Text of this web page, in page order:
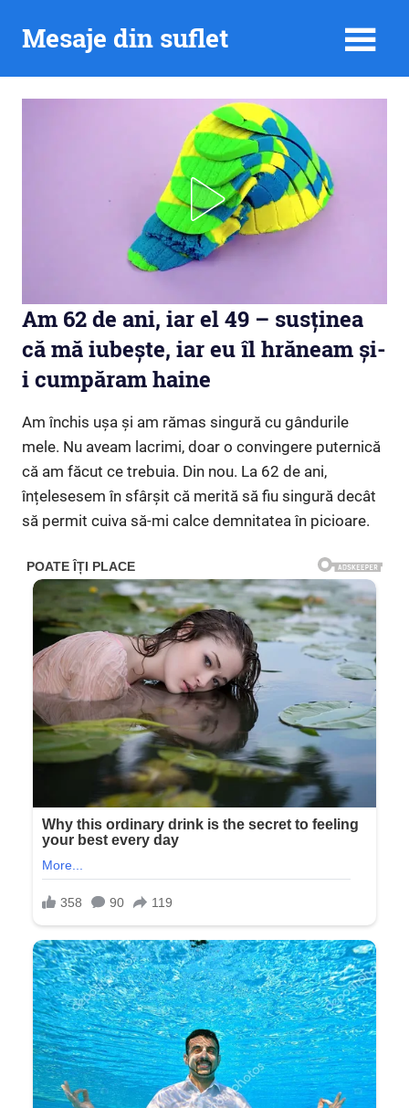
Mesaje din suflet
Am 62 de ani, iar el 49 – susținea
că mă iubește, iar eu îl hrăneam și-
i cumpăram haine
Am închis ușa și am rămas singură cu gândurile
mele. Nu aveam lacrimi, doar o convingere puternică
că am făcut ce trebuia. Din nou. La 62 de ani,
înțelesesem în sfârșit că merită să fiu singură decât
să permit cuiva să-mi calce demnitatea în picioare.